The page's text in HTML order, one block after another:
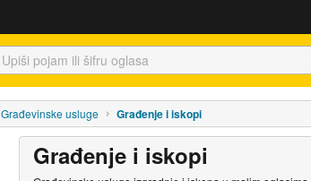
Građevinske usluge Građenje i iskopi
Građenje i iskopi